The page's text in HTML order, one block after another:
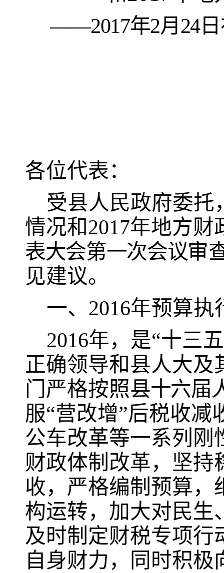
——2017年2月 24
各位代表：
受县人民政府委托
情况和2017年地方财
表大会第一次会议审
见建议。
一、 2016年预算执
2016年， 是“十三五
正确领导和县人大及
门严格按照县十六届
服“营改增”后税收减
公车改革等一系列刚
财政体制改革，坚持
收，严格编制预算，
构运转，加大对民生
及时制定财税专项行
自身财力，同时积